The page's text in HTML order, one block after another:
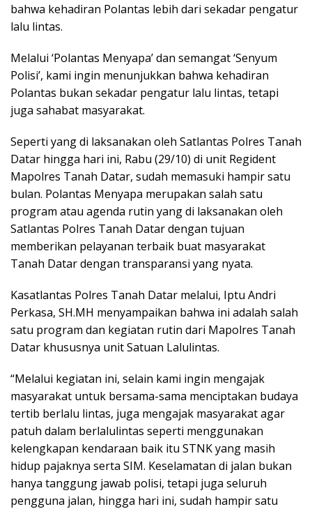
bahwa kehadiran Polantas lebih dari sekadar pengatur
lalu lintas.
Melalui ‘Polantas Menyapa’ dan semangat ‘Senyum
Polisi’, kami ingin menunjukkan bahwa kehadiran
Polantas bukan sekadar pengatur lalu lintas, tetapi
juga sahabat masyarakat.
Seperti yang di laksanakan oleh Satlantas Polres Tanah
Datar hingga hari ini, Rabu (29/10) di unit Regident
Mapolres Tanah Datar, sudah memasuki hampir satu
bulan. Polantas Menyapa merupakan salah satu
program atau agenda rutin yang di laksanakan oleh
Satlantas Polres Tanah Datar dengan tujuan
memberikan pelayanan terbaik buat masyarakat
Tanah Datar dengan transparansi yang nyata.
Kasatlantas Polres Tanah Datar melalui, Iptu Andri
Perkasa, SH.MH menyampaikan bahwa ini adalah salah
satu program dan kegiatan rutin dari Mapolres Tanah
Datar khususnya unit Satuan Lalulintas.
“Melalui kegiatan ini, selain kami ingin mengajak
masyarakat untuk bersama-sama menciptakan budaya
tertib berlalu lintas, juga mengajak masyarakat agar
patuh dalam berlalulintas seperti menggunakan
kelengkapan kendaraan baik itu STNK yang masih
hidup pajaknya serta SIM. Keselamatan di jalan bukan
hanya tanggung jawab polisi, tetapi juga seluruh
pengguna jalan, hingga hari ini, sudah hampir satu